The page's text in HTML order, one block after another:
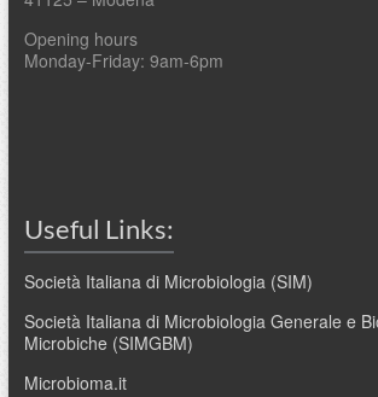
Opening hours
Monday-Friday: 9am-6pm
Useful Links:
Società Italiana di Microbiologia (SIM)
Società Italiana di Microbiologia Generale e
Microbiche (SIMGBM)
Microbioma.it